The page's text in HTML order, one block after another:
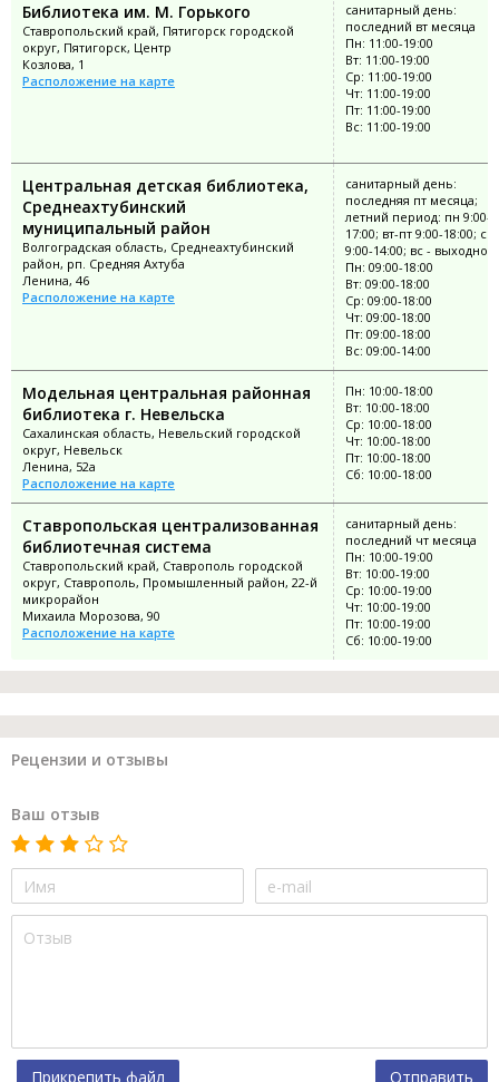
Библиотека им. М. Горького
Ставропольский край, Пятигорск городской
округ, Пятигорск, Центр
Козлова, 1
Расположение на карте
санитарный день:
последний вт месяца
Пн: 11:00-19:00
Вт: 11:00-19:00
Ср: 11:00-19:00
Чт: 11:00-19:00
Пт: 11:00-19:00
Вс: 11:00-19:00
Центральная детская библиотека,
Среднеахтубинский
муниципальный район
Волгоградская область, Среднеахтубинский
район, рп. Средняя Ахтуба
Ленина, 46
Расположение на карте
санитарный день:
последняя пт месяца;
летний период: пн 9:00-
17:00; вт-пт 9:00-18:00; сб
9:00-14:00; вс - выходной
Пн: 09:00-18:00
Вт: 09:00-18:00
Ср: 09:00-18:00
Чт: 09:00-18:00
Пт: 09:00-18:00
Вс: 09:00-14:00
Модельная центральная районная
библиотека г. Невельска
Сахалинская область, Невельский городской
округ, Невельск
Ленина, 52а
Расположение на карте
Пн: 10:00-18:00
Вт: 10:00-18:00
Ср: 10:00-18:00
Чт: 10:00-18:00
Пт: 10:00-18:00
Сб: 10:00-18:00
Ставропольская централизованная
библиотечная система
Ставропольский край, Ставрополь городской
округ, Ставрополь, Промышленный район, 22-й
микрорайон
Михаила Морозова, 90
Расположение на карте
санитарный день:
последний чт месяца
Пн: 10:00-19:00
Вт: 10:00-19:00
Ср: 10:00-19:00
Чт: 10:00-19:00
Пт: 10:00-19:00
Сб: 10:00-19:00
Рецензии и отзывы
Ваш отзыв
Прикрепить файл Отправить